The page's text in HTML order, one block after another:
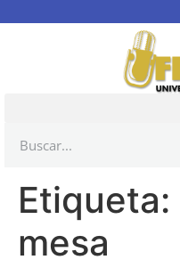
Etiqueta:
mesa